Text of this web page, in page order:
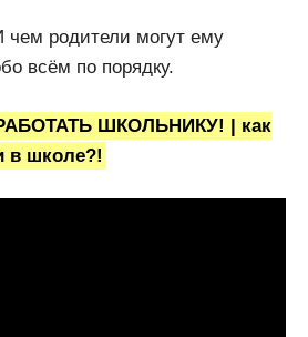
чем родители могут ему
всём по порядку.
ШКОЛЬНИКУ! | как
в школе?!